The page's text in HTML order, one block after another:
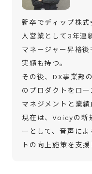
新卒でディップ株
人営業として3年連
マネージャー昇格
実績も持つ。
その後、DX事業部
のプロダクトをロ
マネジメントと業績
現在は、Voicyの新
ーとして、音声に
トの向上施策を支援